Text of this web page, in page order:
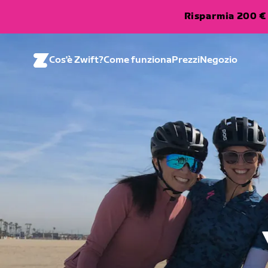
Risparmia 200 €
Cos'è Zwift?Come funzionaPrezziNegozio